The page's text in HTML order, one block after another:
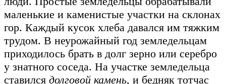
маленькие и каменистые участки на склонах
гор. Каждый кусок хлеба давался им тяжким
трудом. В неурожайный год земледельцам
приходилось брать в долг зерно или серебро
у знатного соседа. На участке земледельца
ставился долговой камень, и бедняк тотчас